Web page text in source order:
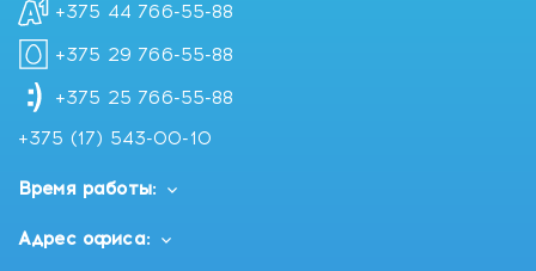
+375 44 766-55-88
+375 29 766-55-88
+375 25 766-55-88
+375 (17) 543-00-10
Время работы:
Адрес офиса: